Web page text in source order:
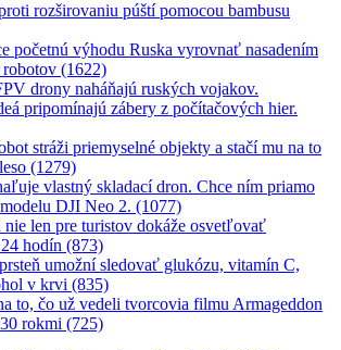
rozširovaniu púští pomocou bambusu
početnú výhodu Ruska vyrovnať nasadením
(1622)
drony naháňajú ruských vojakov.
pripomínajú zábery z počítačových hier.
stráži priemyselné objekty a stačí mu na to
(1279)
vlastný skladací dron. Chce ním priamo
DJI Neo 2. (1077)
nie len pre turistov dokáže osvetľovať
hodín (873)
umožní sledovať glukózu, vitamín C,
v krvi (835)
to, čo už vedeli tvorcovia filmu Armageddon
rokmi (725)